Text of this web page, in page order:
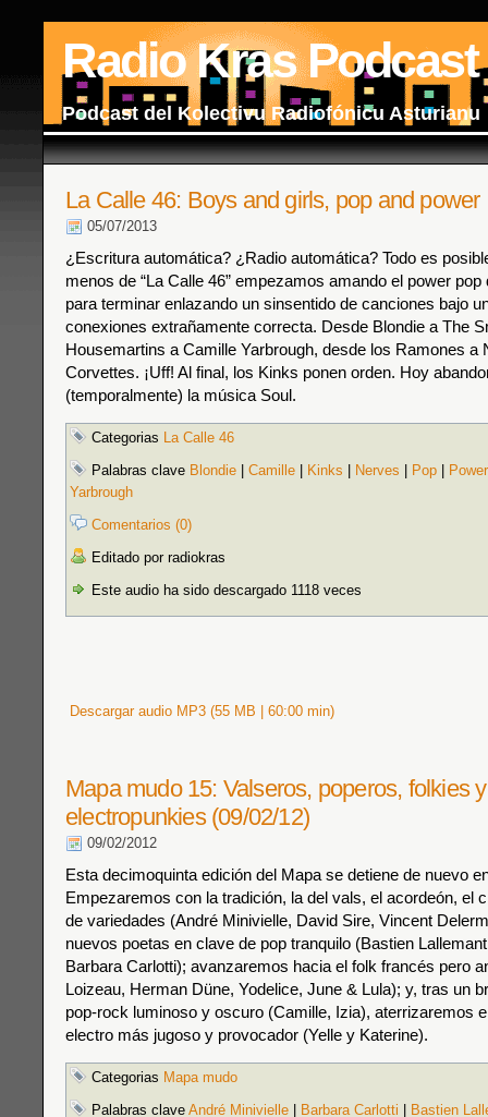
Radio Kras Podcast
Podcast del Kolectivu Radiofónicu Asturianu
La Calle 46: Boys and girls, pop and power
05/07/2013
¿Escritura automática? ¿Radio automática? Todo es
menos de “La Calle 46” empezamos amando el power
para terminar enlazando un sinsentido de canciones bajo
conexiones extrañamente correcta. Desde Blondie a The
Housemartins a Camille Yarbrough, desde los Ramones a
Corvettes. ¡Uff! Al final, los Kinks ponen orden. Hoy
(temporalmente) la música Soul.
Categorias La Calle 46
Palabras clave Blondie Camille Kinks Nerves Pop
Power
Yarbrough
Comentarios (0)
Editado por radiokras
Este audio ha sido descargado 1118 veces
Descargar audio MP3 (55 MB | 60:00 min)
Mapa mudo 15: Valseros, poperos, folkies y
electropunkies (09/02/12)
09/02/2012
Esta decimoquinta edición del Mapa se detiene de nuevo
Empezaremos con la tradición, la del vals, el acordeón, el
de variedades (André Minivielle, David Sire, Vincent
nuevos poetas en clave de pop tranquilo (Bastien
Barbara Carlotti); avanzaremos hacia el folk francés pero
Loizeau, Herman Düne, Yodelice, June & Lula); y, tras un
pop-rock luminoso y oscuro (Camille, Izia), aterrizaremos
electro más jugoso y provocador (Yelle y Katerine).
Categorias Mapa mudo
Palabras clave André Minivielle Barbara Carlotti
Bastien